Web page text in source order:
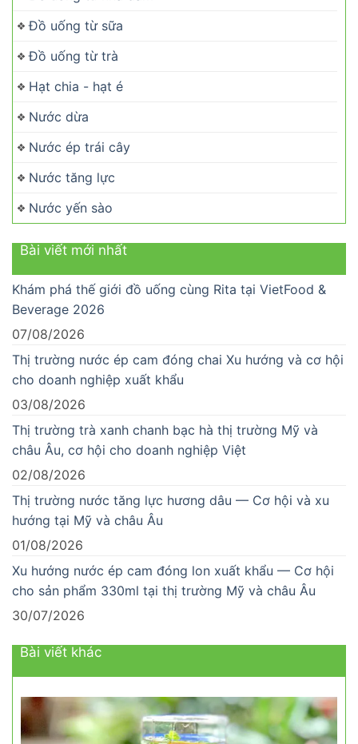
Đồ uống từ sữa
Đồ uống từ trà
Hạt chia - hạt é
Nước dừa
Nước ép trái cây
Nước tăng lực
Nước yến sào
Bài viết mới nhất
Khám phá thế giới đồ uống cùng Rita tại VietFood &
Beverage 2026
07/08/2026
Thị trường nước ép cam đóng chai Xu hướng và cơ hội
cho doanh nghiệp xuất khẩu
03/08/2026
Thị trường trà xanh chanh bạc hà thị trường Mỹ và
châu Âu, cơ hội cho doanh nghiệp Việt
02/08/2026
Thị trường nước tăng lực hương dâu — Cơ hội và xu
hướng tại Mỹ và châu Âu
01/08/2026
Xu hướng nước ép cam đóng lon xuất khẩu — Cơ hội
cho sản phẩm 330ml tại thị trường Mỹ và châu Âu
30/07/2026
Bài viết khác